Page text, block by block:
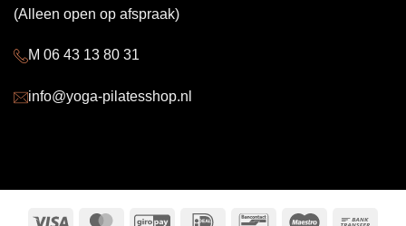
(Alleen open op afspraak)
M 06 43 13 80 31
info@yoga-pilatesshop.nl
Visa MasterCardGiroPay IDeal BancontactMaestro